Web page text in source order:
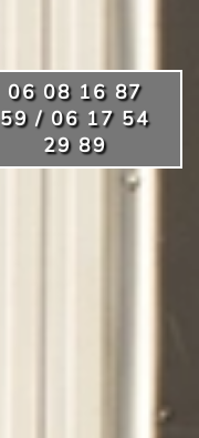
06 08 16 87
59 / 06 17 54
29 89